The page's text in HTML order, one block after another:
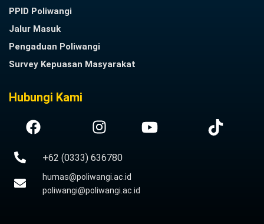
PPID Poliwangi
Jalur Masuk
Pengaduan Poliwangi
Survey Kepuasan Masyarakat
Hubungi Kami
+62 (0333) 636780
humas@poliwangi.ac.id
poliwangi@poliwangi.ac.id